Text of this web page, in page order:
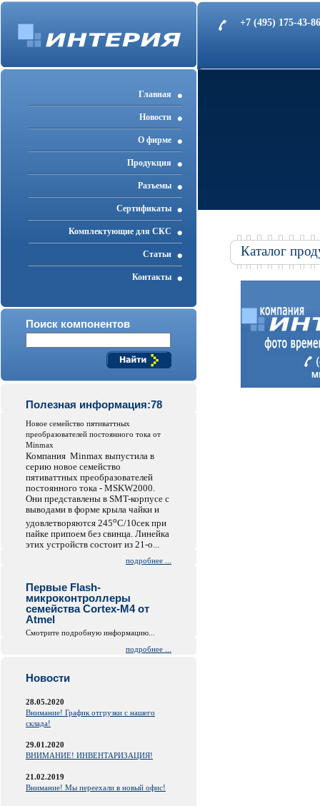
+7 (495) 175-43-
Главная
Новости
О фирме
Продукция
Разъемы
Cертификаты
Комплектующие для СКС
Статьи
Контакты
Поиск компонентов
Полезная информация:78
Hовое семейство пятиваттных
преобразователей постоянного тока от
Minmax
Компания Minmax выпустила в
серию новое семейство
пятиваттных преобразователей
постоянного тока - MSKW2000.
Они представлены в SMT-корпусе с
выводами в форме крыла чайки и
удовлетворяются 245oC/10сек при
пайке припоем без свинца. Линейка
этих устройств состоит из 21-о...
подробнее ...
Первые Flash-
микроконтроллеры
семейства Cortex-M4 от
Atmel
Смотрите подробную информацию...
подробнее ...
Новости
28.05.2020
Внимание! График отгрузки с нашего
склада!
29.01.2020
ВНИМАНИЕ! ИНВЕНТАРИЗАЦИЯ!
21.02.2019
Внимание! Мы переехали в новый офис!
Каталог